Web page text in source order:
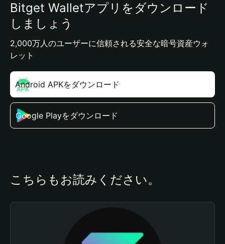
Bitget Walletアプリをダウンロード
しましょう
2,000万人のユーザーに信頼される安全な暗号資産ウォ
レット
Android APKをダウンロード
Google Playをダウンロード
こちらもお読みください。